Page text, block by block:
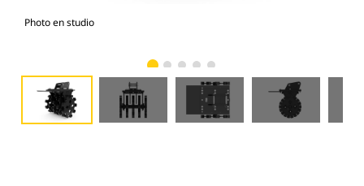
Photo en studio